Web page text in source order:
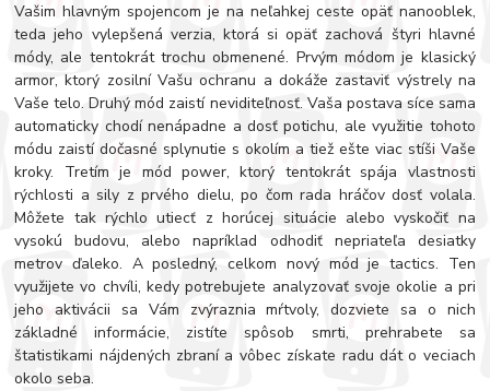
Vašim hlavným spojencom je na neľahkej ceste opäť nanooblek,
teda jeho vylepšená verzia, ktorá si opäť zachová štyri hlavné
módy, ale tentokrát trochu obmenené. Prvým módom je klasický
armor, ktorý zosilní Vašu ochranu a dokáže zastaviť výstrely na
Vaše telo. Druhý mód zaistí neviditeľnosť. Vaša postava síce sama
automaticky chodí nenápadne a dosť potichu, ale využitie tohoto
módu zaistí dočasné splynutie s okolím a tiež ešte viac stíši Vaše
kroky. Tretím je mód power, ktorý tentokrát spája vlastnosti
rýchlosti a sily z prvého dielu, po čom rada hráčov dosť volala.
Môžete tak rýchlo utiecť z horúcej situácie alebo vyskočiť na
vysokú budovu, alebo napríklad odhodiť nepriateľa desiatky
metrov ďaleko. A posledný, celkom nový mód je tactics. Ten
využijete vo chvíli, kedy potrebujete analyzovať svoje okolie a pri
jeho aktivácii sa Vám zvýraznia mŕtvoly, dozviete sa o nich
základné informácie, zistíte spôsob smrti, prehrabete sa
štatistikami nájdených zbraní a vôbec získate radu dát o veciach
okolo seba.